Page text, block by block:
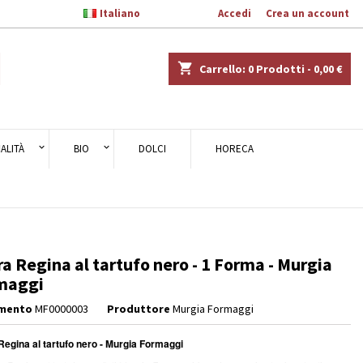
Accedi Crea un account
Italiano
shopping_cart Carrello: 0 Prodotti - 0,00 €
BIO DOLCI HORECA
Regina al tartufo nero - 1 Forma - Murgia
MF0000003 Produttore Murgia Formaggi
al tartufo nero - Murgia Formaggi